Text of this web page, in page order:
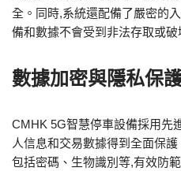
全。同時,系統還配備了嚴密的
備和數據不會受到非法存取或破
數據加密與隱私保
CMHK 5G智慧停車設備採用先
人信息和交易數據得到全面保
包括密碼、生物識別等,有效防